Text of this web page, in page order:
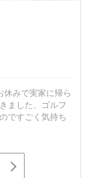
休みで実家に帰ら
ました、ゴルフ
ですごく気持ち